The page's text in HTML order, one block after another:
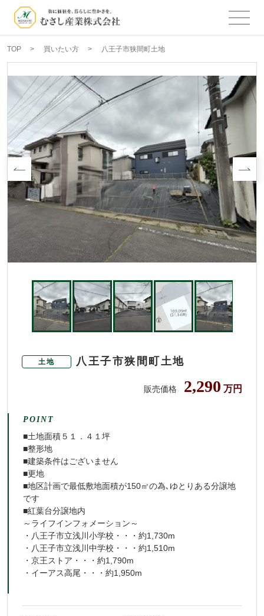
TOP 買いたい方 八王子市狭間町土地
土地 八王子市狭間町土地
販売価格 2,290 万円
POINT
■土地面積５１．４１坪
■整形地
■建築条件はございません
■更地
■地区計画で最低敷地面積が150㎡の為､ゆとりある分譲地
です
■紅葉台分譲地内
～ライフインフォメーション～
・八王子市立浅川小学校・・・約1,730m
・八王子市立浅川中学校・・・約1,510m
・京王ストア・・・約1,790m
・イーアス高尾・・・約1,950m